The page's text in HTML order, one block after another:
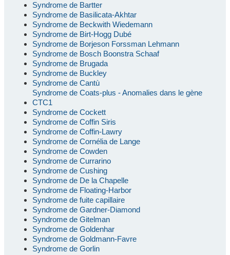
Syndrome de Bartter
Syndrome de Basilicata-Akhtar
Syndrome de Beckwith Wiedemann
Syndrome de Birt-Hogg Dubé
Syndrome de Borjeson Forssman Lehmann
Syndrome de Bosch Boonstra Schaaf
Syndrome de Brugada
Syndrome de Buckley
Syndrome de Cantù
Syndrome de Coats-plus - Anomalies dans le gène
CTC1
Syndrome de Cockett
Syndrome de Coffin Siris
Syndrome de Coffin-Lawry
Syndrome de Cornélia de Lange
Syndrome de Cowden
Syndrome de Currarino
Syndrome de Cushing
Syndrome de De la Chapelle
Syndrome de Floating-Harbor
Syndrome de fuite capillaire
Syndrome de Gardner-Diamond
Syndrome de Gitelman
Syndrome de Goldenhar
Syndrome de Goldmann-Favre
Syndrome de Gorlin